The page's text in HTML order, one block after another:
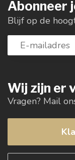
Wij zijn er
Vragen? Mail
Abonneer
Blijf op de